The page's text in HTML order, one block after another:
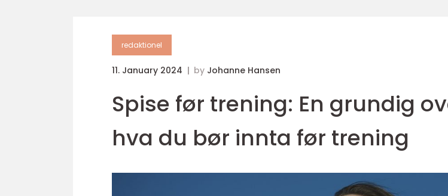
redaktionel
11. January 2024 by Johanne Hansen
Spise før trening: En grundig
hva du bør innta før trening